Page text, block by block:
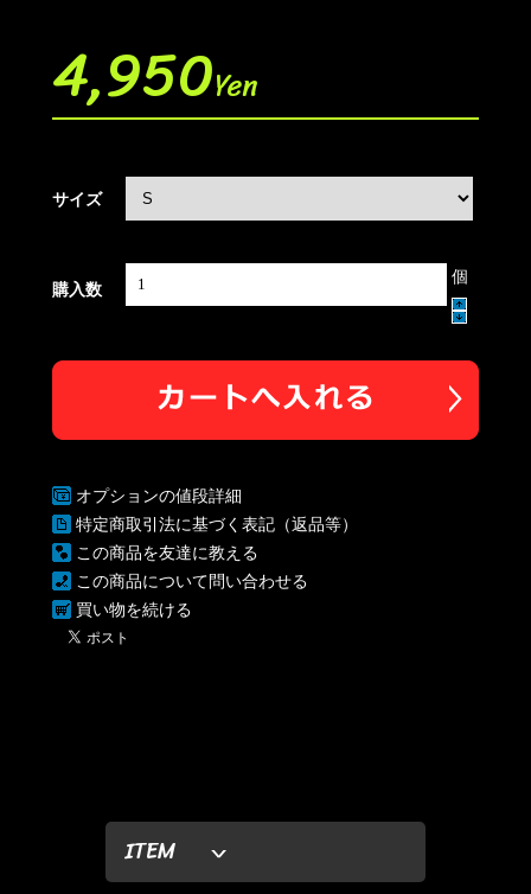
ITEM
4,950Yen
サイズ
購入数
個
オプションの値段詳細
特定商取引法に基づく表記（返品等）
この商品を友達に教える
この商品について問い合わせる
買い物を続ける